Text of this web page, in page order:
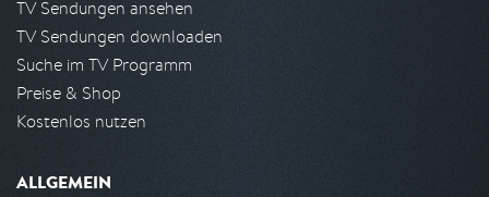
TV Sendungen ansehen
TV Sendungen downloaden
Suche im TV Programm
Preise & Shop
Kostenlos nutzen
ALLGEMEIN